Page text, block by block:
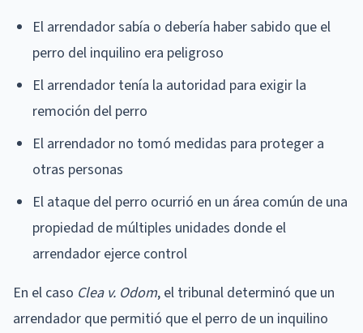
El arrendador sabía o debería haber sabido que el
perro del inquilino era peligroso
El arrendador tenía la autoridad para exigir la
remoción del perro
El arrendador no tomó medidas para proteger a
otras personas
El ataque del perro ocurrió en un área común de una
propiedad de múltiples unidades donde el
arrendador ejerce control
En el caso Clea v. Odom, el tribunal determinó que un
arrendador que permitió que el perro de un inquilino